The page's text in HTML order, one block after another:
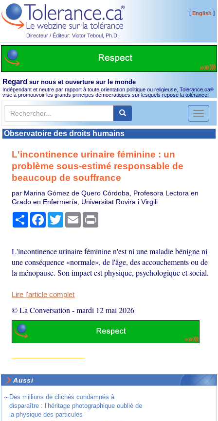
Directeur / Éditeur: Victor Teboul, Ph.D.
[English ]
Regard sur nous et ouverture sur le monde
Indépendant et neutre par rapport à toute orientation politique ou religieuse, Tolerance.ca®
vise à promouvoir les grands principes démocratiques sur lesquels repose la tolérance.
Toggle
Observatoire des droits humains
L'incontinence urinaire féminine : un
problème sous-estimé responsable de
beaucoup de souffrance
par Marina Gómez de Quero Córdoba, Profesora Lectora en
Grado en Enfermería, Universitat Rovira i Virgili
PartagerFacebook
TwitterEmail
L'incontinence urinaire féminine n'est ni une maladie bénigne ni
une conséquence «normale», de l'âge, des accouchements ou de
la ménopause. Son impact est physique, psychologique et social.
Lire l'article complet
© La Conversation -mardi 12 mai 2026
Aussi
~ Des millions de clichés condamnés à
disparaître : l’héritage photographique oublié de
la physique des particules